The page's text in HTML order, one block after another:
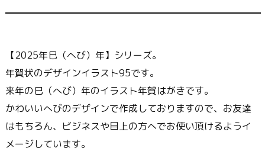
【2025年巳（へび）年】シリーズ。
年賀状のデザインイラスト95です。
来年の巳（へび）年のイラスト年賀はがきです。
かわいいへびのデザインで作成しておりますので、お友達
はもちろん、ビジネスや目上の方へでお使い頂けるようイ
メージしています。